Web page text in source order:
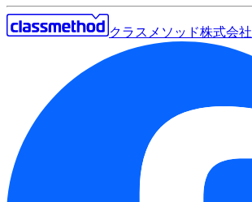
クラスメソッド株式会社